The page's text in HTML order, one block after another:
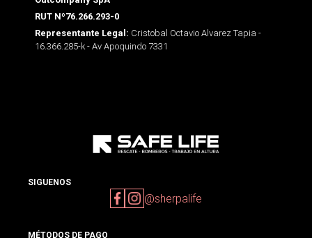
RUT Nº76.266.293-0
Representante Legal: Cristobal Octavio Alvarez Tapia -
16.366.285-k - Av Apoquindo 7331
SIGUENOS
@sherpalife
MÉTODOS DE PAGO